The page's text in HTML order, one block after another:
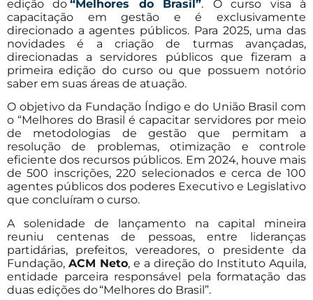
edição do“Melhores do Brasil”. O curso visa à
capacitação em gestão e é exclusivamente
direcionado a agentes públicos. Para 2025, uma das
novidades é a criação de turmas avançadas,
direcionadas a servidores públicos que fizeram a
primeira edição do curso ou que possuem notório
saber em suas áreas de atuação.
O objetivo da Fundação Índigo e do União Brasil com
o “Melhores do Brasil é capacitar servidores por meio
de metodologias de gestão que permitam a
resolução de problemas, otimização e controle
eficiente dos recursos públicos. Em 2024, houve mais
de 500 inscrições, 220 selecionados e cerca de 100
agentes públicos dos poderes Executivo e Legislativo
que concluíram o curso.
A solenidade de lançamento na capital mineira
reuniu centenas de pessoas, entre lideranças
partidárias, prefeitos, vereadores, o presidente da
Fundação, ACM Neto, e a direção do Instituto Aquila,
entidade parceira responsável pela formatação das
duas edições do “Melhores do Brasil”.